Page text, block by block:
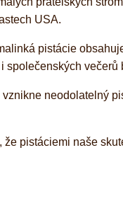
USA.
pistácie
večerů
neodolatelný
pistáciemi naše